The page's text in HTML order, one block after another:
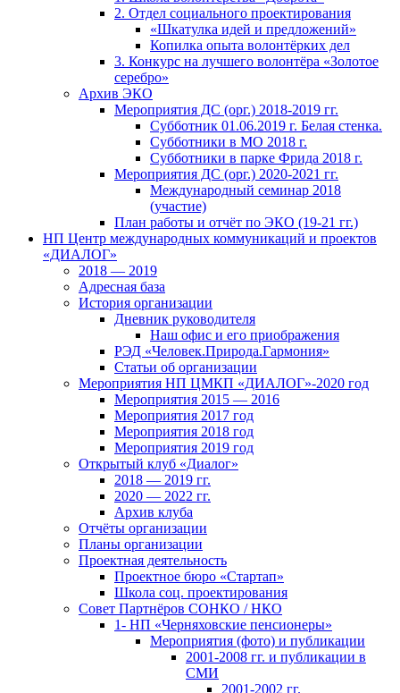
2. Отдел социального проектирования
«Шкатулка идей и предложений»
Копилка опыта волонтёрких дел
3. Конкурс на лучшего волонтёра «Золотое
серебро»
Архив ЭКО
Мероприятия ДС (орг.) 2018-2019 гг.
Субботник 01.06.2019 г. Белая стенка.
Субботники в МО 2018 г.
Субботники в парке Фрида 2018 г.
Мероприятия ДС (орг.) 2020-2021 гг.
Международный семинар 2018
(участие)
План работы и отчёт по ЭКО (19-21 гг.)
НП Центр международных коммуникаций и проектов
«ДИАЛОГ»
2018 — 2019
Адресная база
История организации
Дневник руководителя
Наш офис и его приображения
РЭД «Человек.Природа.Гармония»
Статьи об организации
Мероприятия НП ЦМКП «ДИАЛОГ»-2020 год
Мероприятия 2015 — 2016
Мероприятия 2017 год
Мероприятия 2018 год
Мероприятия 2019 год
Открытый клуб «Диалог»
2018 — 2019 гг.
2020 — 2022 гг.
Архив клуба
Отчёты организации
Планы организации
Проектная деятельность
Проектное бюро «Стартап»
Школа соц. проектирования
Совет Партнёров СОНКО / НКО
1- НП «Черняховские пенсионеры»
Мероприятия (фото) и публикации
2001-2008 гг. и публикации в
СМИ
2001-2002 гг.